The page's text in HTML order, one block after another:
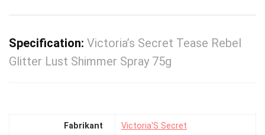
Specification: Victoria’s Secret Tease Rebel
Glitter Lust Shimmer Spray 75g
Fabrikant ‎Victoria'S Secret